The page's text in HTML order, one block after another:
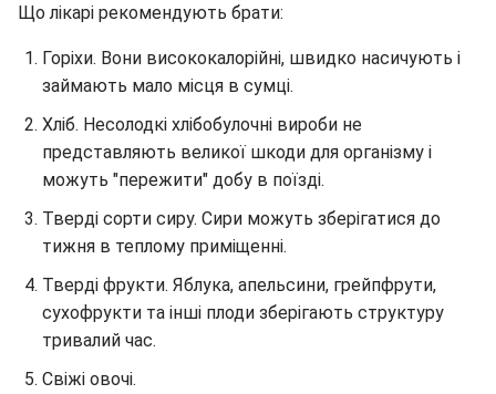
Що лікарі рекомендують брати:
Горіхи. Вони висококалорійні, швидко насичують і
займають мало місця в сумці.
Хліб. Несолодкі хлібобулочні вироби не
представляють великої шкоди для організму і
можуть "пережити" добу в поїзді.
Тверді сорти сиру. Сири можуть зберігатися до
тижня в теплому приміщенні.
Тверді фрукти. Яблука, апельсини, грейпфрути,
сухофрукти та інші плоди зберігають структуру
тривалий час.
Свіжі овочі.